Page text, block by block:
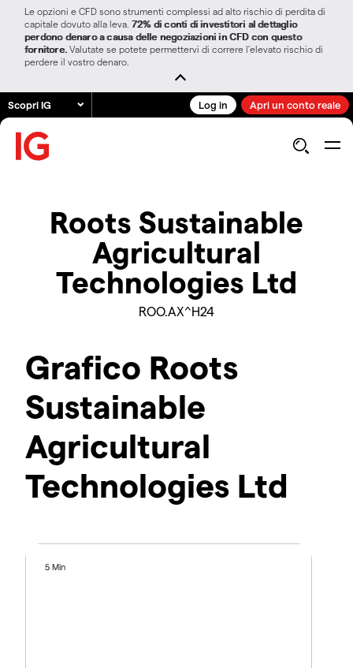
Le opzioni e CFD sono strumenti complessi ad alto rischio di perdita di
capitale dovuto alla leva. 72% di conti di investitori al dettaglio
perdono denaro a causa delle negoziazioni in CFD con questo
fornitore. Valutate se potete permettervi di correre l’elevato rischio di
perdere il vostro denaro.
Scopri IG Log in Apri un conto reale
Roots Sustainable
Agricultural
Technologies Ltd
ROO.AX^H24
Grafico Roots
Sustainable
Agricultural
Technologies Ltd
5 Min